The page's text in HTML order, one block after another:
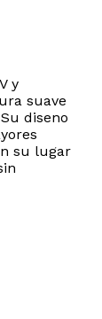
y
suave
diseno
su lugar